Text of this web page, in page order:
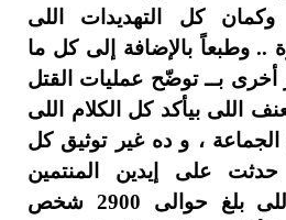
كل التهديدات اللى
وطبعاً بالإضافة إلى كل ما
بــ توضّح عمليات القتل
اللى بيأكد كل الكلام اللى
، و ده غير توثيق كل
حدثت على إيدين المنتمين
للجماعة الملعونة واللى بلغ حوالى 2900 شخص